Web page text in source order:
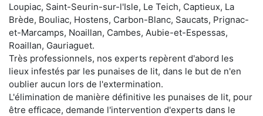
Loupiac, Saint-Seurin-sur-l'Isle, Le Teich, Captieux, La
Brède, Bouliac, Hostens, Carbon-Blanc, Saucats, Prignac-
et-Marcamps, Noaillan, Cambes, Aubie-et-Espessas,
Roaillan, Gauriaguet.
Très professionnels, nos experts repèrent d'abord les
lieux infestés par les punaises de lit, dans le but de n'en
oublier aucun lors de l'extermination.
L'élimination de manière définitive les punaises de lit, pour
être efficace, demande l'intervention d'experts dans le